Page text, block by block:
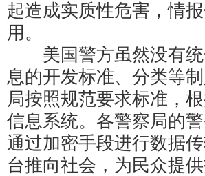
起造成实质性危害，情
用。
美国警方虽然没有统
息的开发标准、分类等
局按照规范要求标准，
信息系统。各警察局的
通过加密手段进行数据
台推向社会，为民众提